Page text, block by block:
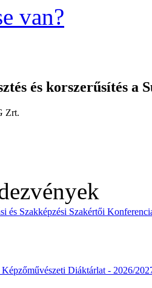
van?
és korszerűsítés a
Zrt.
és Szakképzési Szakértői
Diáktárlat - 2026/